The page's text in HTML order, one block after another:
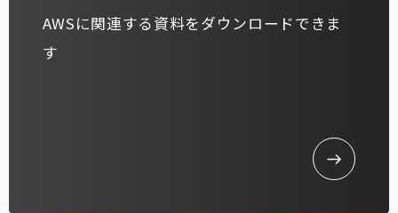
AWSに関連する資料をダウンロードできま
す